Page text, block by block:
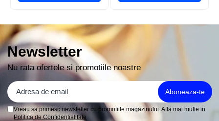
Newsletter
Nu rata ofertele si promotiile noastre
Vreau sa primesc newsletter cu promotiile magazinului. Afla mai multe in
Politica de Confidentialitate